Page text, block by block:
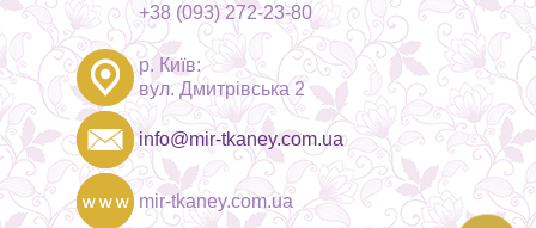
+38 (093) 272-23-80
р. Київ:
вул. Дмитрівська 2
info@mir-tkaney.com.ua
mir-tkaney.com.ua